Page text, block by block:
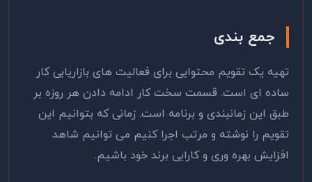
جمع بندی
تهیه یک تقویم محتوایی برای فعالیت های بازاریابی کار
ساده ای است. قسمت سخت کار ادامه دادن هر روزه بر
طبق این زمانبندی و برنامه است. زمانی که بتوانیم این
تقویم را نوشته و مرتب اجرا کنیم می توانیم شاهد
افزایش بهره وری و کارایی برند خود باشیم.